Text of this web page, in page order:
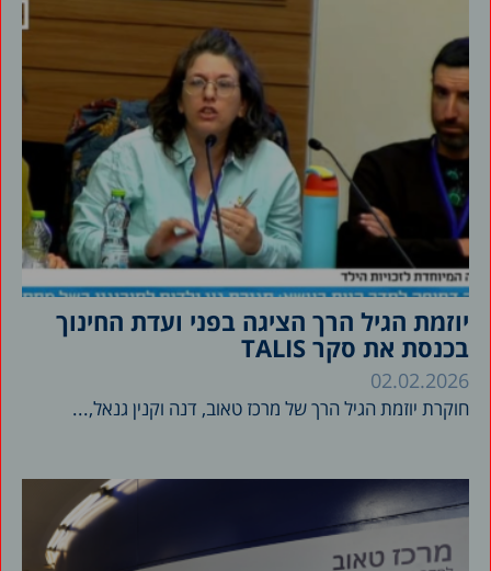
יוזמת הגיל הרך הציגה בפני ועדת החינוך
בכנסת את סקר TALIS
02.02.2026
חוקרת יוזמת הגיל הרך של מרכז טאוב, דנה וקנין גנאל,...